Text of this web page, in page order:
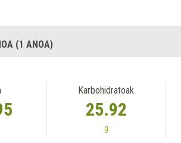
(1 ANOA)
Karbohidratoak
25.92
g